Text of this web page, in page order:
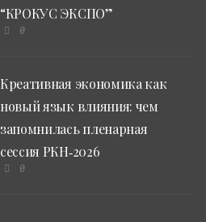
“КРОКУС ЭКСПО”
0
Креативная экономика как
новый язык влияния: чем
запомнилась пленарная
сессия РКН‑2026
0